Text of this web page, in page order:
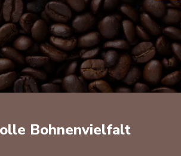
Bohnenvielfalt